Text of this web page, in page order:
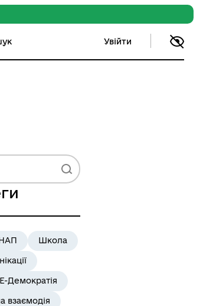
Увійти
Школа
Е-Демократія
взаємодія